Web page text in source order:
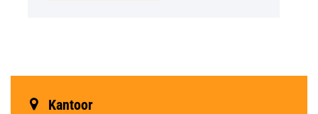
Kantoor